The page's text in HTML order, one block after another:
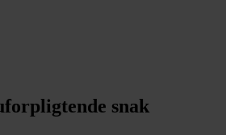
snak